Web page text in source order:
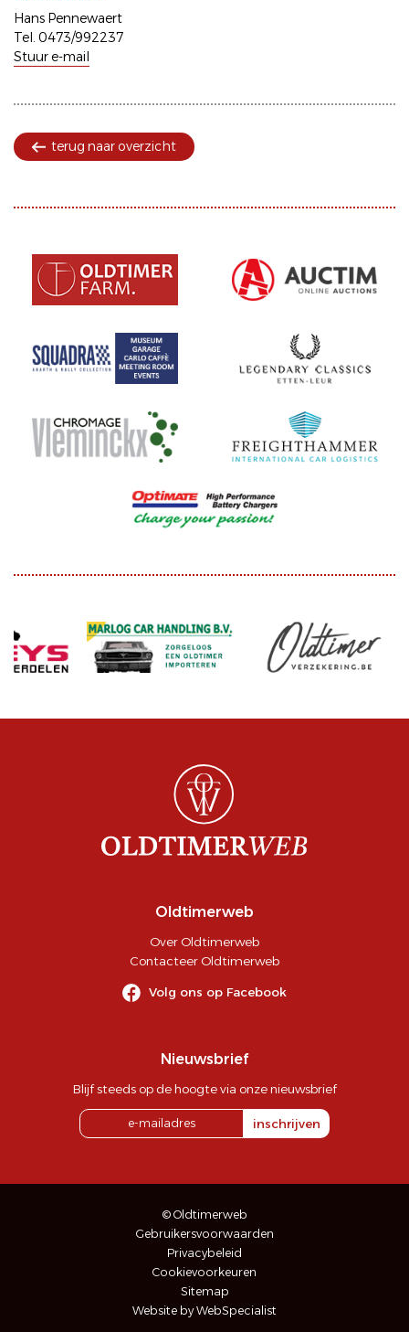
Hans Pennewaert
Tel. 0473/992237
Stuur e-mail
terug naar overzicht
Oldtimerweb
Over Oldtimerweb
Contacteer Oldtimerweb
Volg ons op Facebook
Nieuwsbrief
Blijf steeds op de hoogte via onze nieuwsbrief
inschrijven
© Oldtimerweb
Gebruikersvoorwaarden
Privacybeleid
Cookievoorkeuren
Sitemap
Website by WebSpecialist